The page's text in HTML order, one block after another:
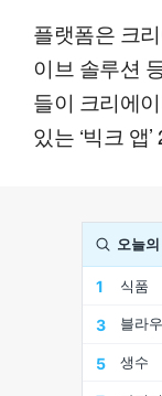
플랫폼은 크
이브 솔루션
들이 크리에
있는 ‘빅크 앱